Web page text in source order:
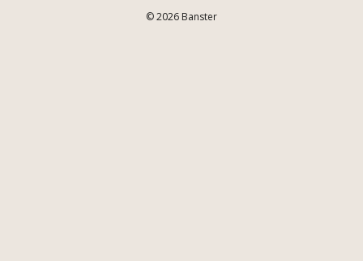
© 2026 Banster